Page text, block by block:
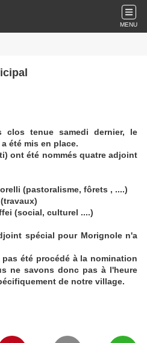
MENU
tenue samedi dernier, le
été mis en place.
ont été nommés quatre adjoint
(pastoralisme, fôrets , ....)
(social, culturel ....)
spécial pour Morignole n'a
été procédé à la nomination
ne savons donc pas à l'heure
de notre village.